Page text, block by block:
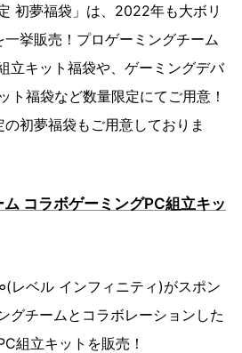
初夢福袋」は、2022年も大ボリ
挙販売！プロゲーミングチーム
立キット福袋や、ゲーミングデバ
ト福袋など数量限定にてご用意！
初夢福袋もご用意しておりま
コラボゲーミングPC組立キッ
レベル インフィニティ)がスポン
グチームとコラボレーションした
組立キットを販売！